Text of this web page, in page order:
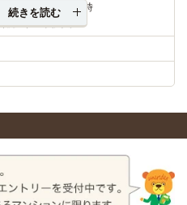
円（税込）※更新時
税込）※契約時
続きを読む